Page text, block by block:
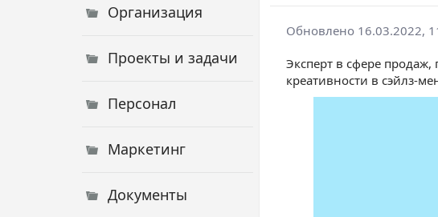
Организация
Проекты и задачи
Персонал
Маркетинг
Документы
Обновлено 16.03.2022,
Эксперт в сфере
креативности в сэйлз-